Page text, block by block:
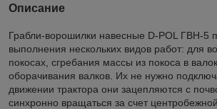
Описание
Грабли-ворошилки навесные D-POL ГВН-5
выполнения нескольких видов работ: для
покосах, сгребания массы из покоса в
оборачивания валков. Их не нужно
движении трактора они зацепляются с
синхронно вращаться за счет